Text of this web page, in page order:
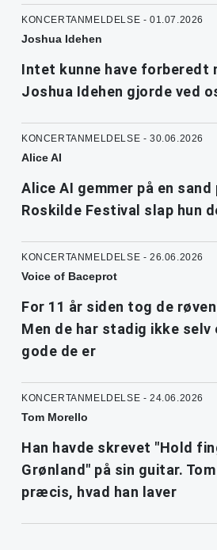
KONCERTANMELDELSE - 01.07.2026
Joshua Idehen
Intet kunne have forberedt
Joshua Idehen gjorde ved
KONCERTANMELDELSE - 30.06.2026
Alice AI
Alice AI gemmer på en sand
Roskilde Festival slap hun
KONCERTANMELDELSE - 26.06.2026
Voice of Baceprot
For 11 år siden tog de
Men de har stadig ikke selv
gode de er
KONCERTANMELDELSE - 24.06.2026
Tom Morello
Han havde skrevet "Hold
Grønland" på sin guitar.
præcis, hvad han laver